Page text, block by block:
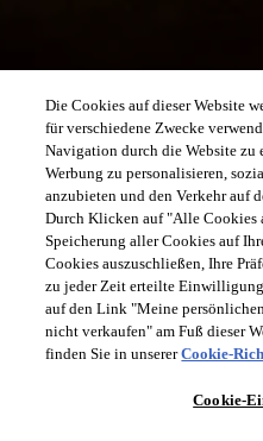
Die Cookies auf dieser Website
für verschiedene Zwecke
Navigation durch die Website zu
Werbung zu personalisieren,
anzubieten und den Verkehr auf
Durch Klicken auf "Alle Cookies
Speicherung aller Cookies auf
Cookies auszuschließen, Ihre
zu jeder Zeit erteilte
auf den Link "Meine
nicht verkaufen" am Fuß dieser
finden Sie in unsererCookie-
Cookie-